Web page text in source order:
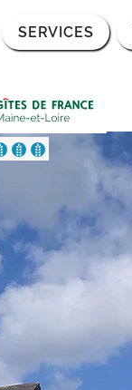
SERVICES